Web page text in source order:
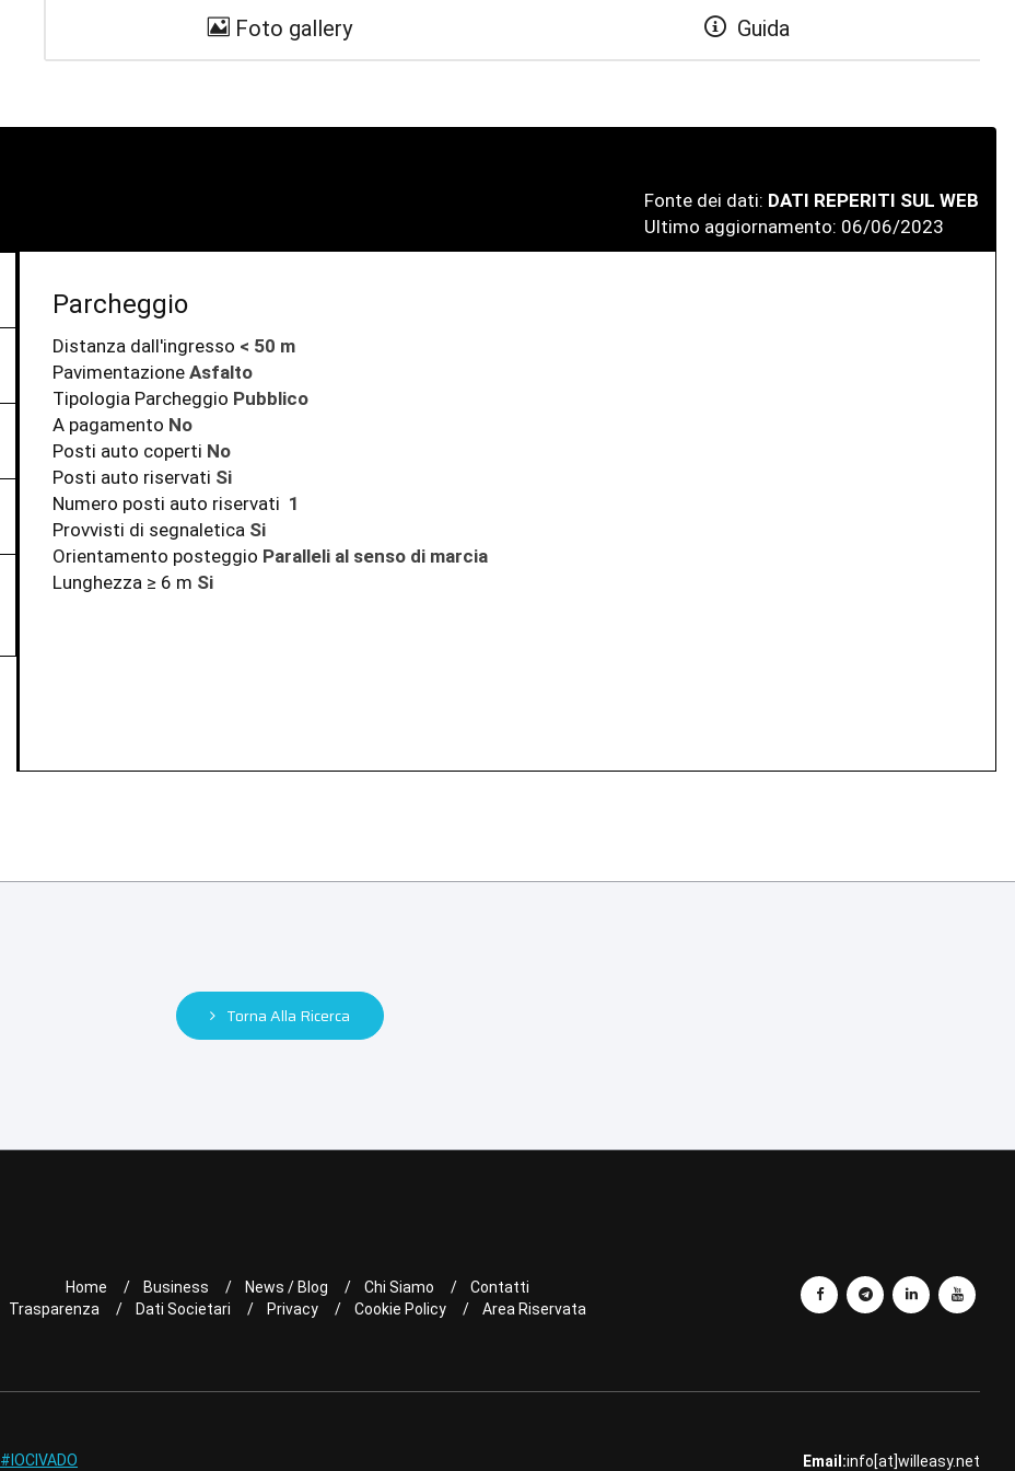
Foto gallery Guida
Fonte dei dati: DATI REPERITI SUL WEB
Ultimo aggiornamento: 06/06/2023
Parcheggio
Distanza dall'ingresso < 50 m
Pavimentazione Asfalto
Tipologia Parcheggio Pubblico
A pagamento No
Posti auto coperti No
Posti auto riservati Si
Numero posti auto riservati 1
Provvisti di segnaletica Si
Orientamento posteggio Paralleli al senso di marcia
Lunghezza ≥ 6 m Si
Torna Alla Ricerca
Home Business News / Blog Chi Siamo
Contatti
Trasparenza
Dati Societari Privacy Cookie Policy Area Riservata
#IOCIVADO Email:info[at]willeasy.net